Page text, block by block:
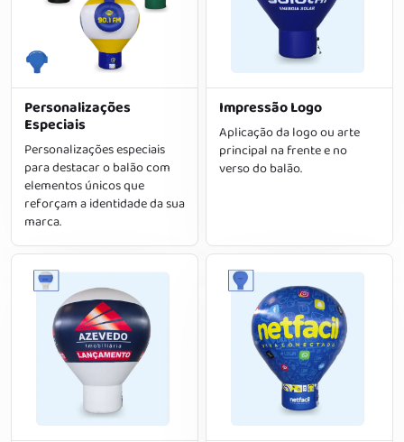
Personalizações
Especiais
Personalizações especiais
para destacar o balão com
elementos únicos que
reforçam a identidade da sua
marca.
Impressão Logo
Aplicação da logo ou arte
principal na frente e no
verso do balão.